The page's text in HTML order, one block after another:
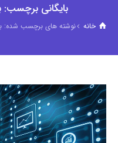
بایگانی
خانه نوشته های برچسب شده: